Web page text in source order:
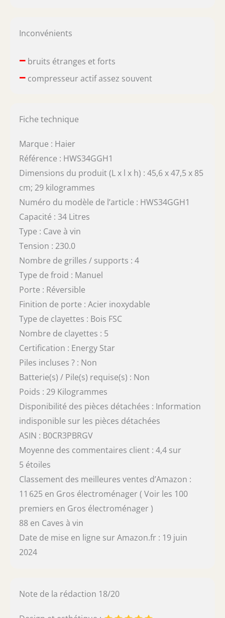
Inconvénients
–bruits étranges et forts
–compresseur actif assez souvent
Fiche technique
Marque : Haier
Référence : HWS34GGH1
Dimensions du produit (L x l x h) : 45,6 x 47,5 x 85
cm; 29 kilogrammes
Numéro du modèle de l’article : HWS34GGH1
Capacité : 34 Litres
Type : Cave à vin
Tension : 230.0
Nombre de grilles / supports : 4
Type de froid : Manuel
Porte : Réversible
Finition de porte : Acier inoxydable
Type de clayettes : Bois FSC
Nombre de clayettes : 5
Certification : Energy Star
Piles incluses ? : Non
Batterie(s) / Pile(s) requise(s) : Non
Poids : 29 Kilogrammes
Disponibilité des pièces détachées : Information
indisponible sur les pièces détachées
ASIN : B0CR3PBRGV
Moyenne des commentaires client : 4,4 sur
5 étoiles
Classement des meilleures ventes d’Amazon :
11 625 en Gros électroménager ( Voir les 100
premiers en Gros électroménager )
88 en Caves à vin
Date de mise en ligne sur Amazon.fr : 19 juin
2024
Note de la rédaction 18/20